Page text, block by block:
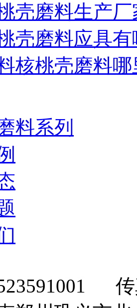
壳磨料生产厂
壳磨料应具
核桃壳磨料
料系列
传